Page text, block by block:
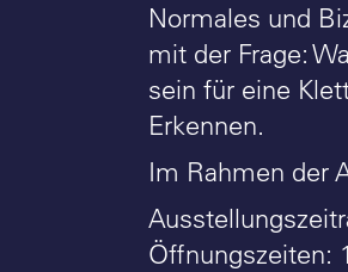
Normales und
mit der Frage:
sein für eine
Erkennen.
Im Rahmen der
Öffnungszeiten: